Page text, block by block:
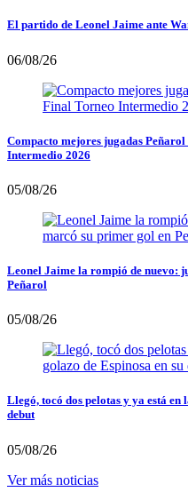
El partido de Leonel Jaime ante
06/08/26
Compacto mejores jugadas
Intermedio 2026
05/08/26
Leonel Jaime la rompió de nuevo:
Peñarol
05/08/26
Llegó, tocó dos pelotas y ya está
debut
05/08/26
Ver más noticias